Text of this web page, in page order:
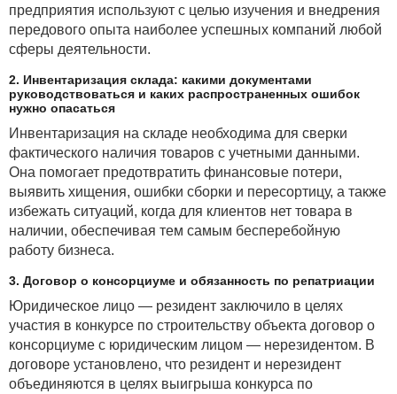
предприятия используют с целью изучения и внедрения
передового опыта наиболее успешных компаний любой
сферы деятельности.
2. Инвентаризация склада: какими документами
руководствоваться и каких распространенных ошибок
нужно опасаться
Инвентаризация на складе необходима для сверки
фактического наличия товаров с учетными данными.
Она помогает предотвратить финансовые потери,
выявить хищения, ошибки сборки и пересортицу, а также
избежать ситуаций, когда для клиентов нет товара в
наличии, обеспечивая тем самым бесперебойную
работу бизнеса.
3. Договор о консорциуме и обязанность по репатриации
Юридическое лицо — резидент заключило в целях
участия в конкурсе по строительству объекта договор о
консорциуме с юридическим лицом — нерезидентом. В
договоре установлено, что резидент и нерезидент
объединяются в целях выигрыша конкурса по